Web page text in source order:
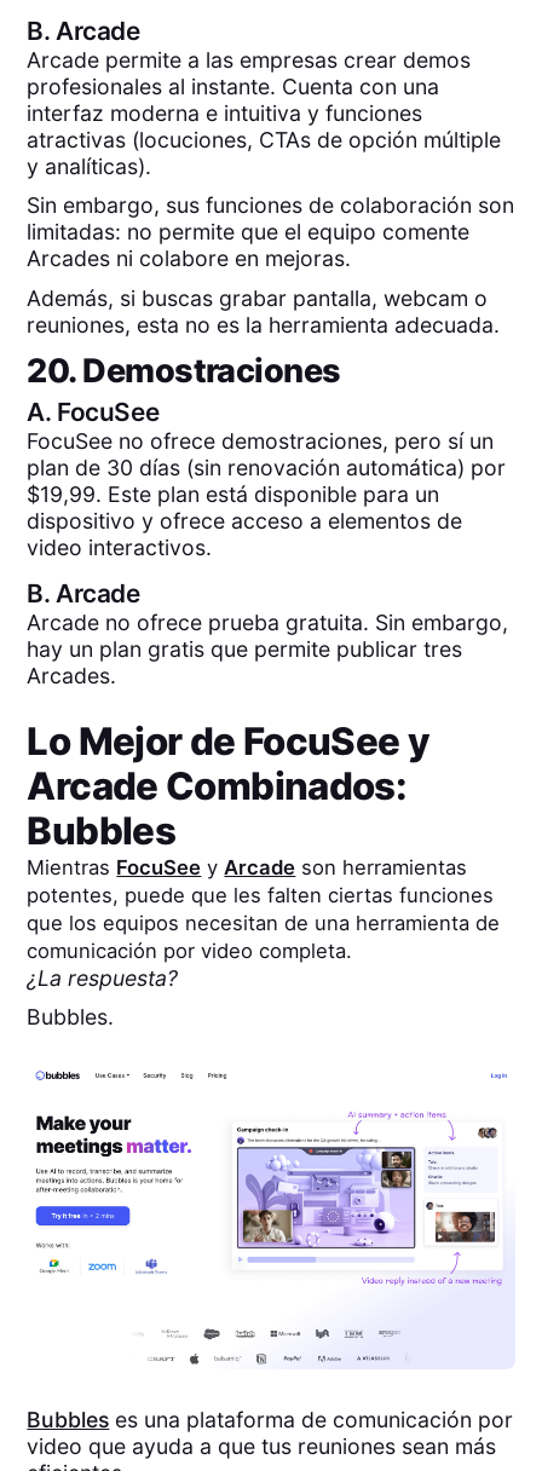
B. Arcade
Arcade permite a las empresas crear demos
profesionales al instante. Cuenta con una
interfaz moderna e intuitiva y funciones
atractivas (locuciones, CTAs de opción múltiple
y analíticas).
Sin embargo, sus funciones de colaboración son
limitadas: no permite que el equipo comente
Arcades ni colabore en mejoras.
Además, si buscas grabar pantalla, webcam o
reuniones, esta no es la herramienta adecuada.
20. Demostraciones
A. FocuSee
FocuSee no ofrece demostraciones, pero sí un
plan de 30 días (sin renovación automática) por
$19,99. Este plan está disponible para un
dispositivo y ofrece acceso a elementos de
video interactivos.
B. Arcade
Arcade no ofrece prueba gratuita. Sin embargo,
hay un plan gratis que permite publicar tres
Arcades.
Lo Mejor de FocuSeey
Arcade Combinados:
Bubbles
Mientras FocuSee y Arcade son herramientas
potentes, puede que les falten ciertas funciones
que los equipos necesitan de una herramienta de
comunicación por video completa.
¿La respuesta?
Bubbles.
Bubbles es una plataforma de comunicación por
video que ayuda a que tus reuniones sean más